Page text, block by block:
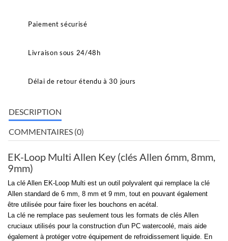
Paiement sécurisé
Livraison sous 24/48h
Délai de retour étendu à 30 jours
DESCRIPTION
COMMENTAIRES (0)
EK-Loop Multi Allen Key (clés Allen 6mm, 8mm,
9mm)
La clé Allen EK-Loop Multi est un outil polyvalent qui remplace la clé
Allen standard de 6 mm, 8 mm et 9 mm, tout en pouvant également
être utilisée pour faire fixer les bouchons en acétal.
La clé ne remplace pas seulement tous les formats de clés Allen
cruciaux utilisés pour la construction d'un PC watercoolé, mais aide
également à protéger votre équipement de refroidissement liquide. En